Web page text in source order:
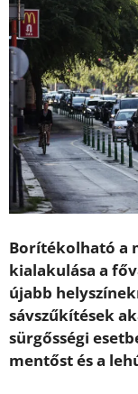
Borítékolható a
kialakulása a
újabb
sávszűkítések
sürgősségi
mentőst és a